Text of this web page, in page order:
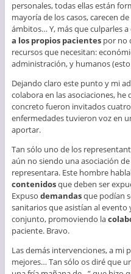
personales, todas ellas están
mayoría de los casos, carecen
ámbitos… Y, más que culparles a
a los propios pacientespor no
recursos que necesitan:
administración, y humanos
Dejando claro este punto y mi
colabora en las asociaciones, he
concreto fueron invitados
enfermedades tuvieron voz en
aportar.
Tan sólo uno de los
aún no siendo una asociación
representara. Este hombre
contenidosque deben ser
Expuso demandasque podían
sanitarios que asistían al
conjunto, promoviendo la
paciente. Bravo.
Las demás intervenciones, a mi
mejores… Tan sólo os diré que